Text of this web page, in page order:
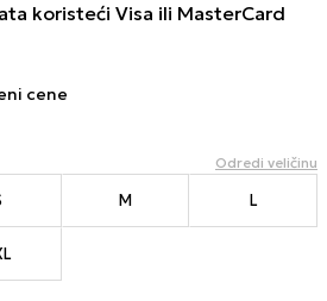
koristeći Visa ili MasterCard
cene
Odredi veličinu
M L